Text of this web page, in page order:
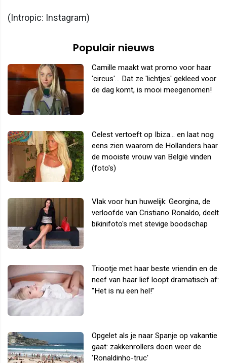
(Intropic: Instagram)
Populair nieuws
Camille maakt wat promo voor haar
'circus'... Dat ze 'lichtjes' gekleed voor
de dag komt, is mooi meegenomen!
Celest vertoeft op Ibiza... en laat nog
eens zien waarom de Hollanders haar
de mooiste vrouw van België vinden
(foto's)
Vlak voor hun huwelijk: Georgina, de
verloofde van Cristiano Ronaldo, deelt
bikinifoto's met stevige boodschap
Triootje met haar beste vriendin en de
neef van haar lief loopt dramatisch af:
"Het is nu een hel!"
Opgelet als je naar Spanje op vakantie
gaat: zakkenrollers doen weer de
'Ronaldinho-truc'